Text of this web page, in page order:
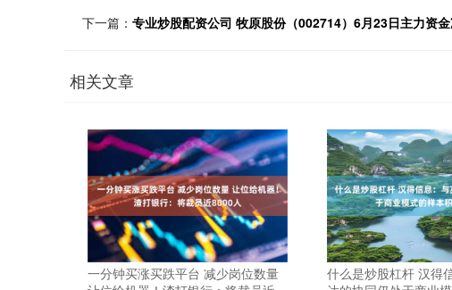
下一篇： 专业炒股配资公司 牧原股份（002714）6月23日主力资
相关文章
一分钟买涨买跌平台 减少岗位数量
什么是炒股杠杆 汉得